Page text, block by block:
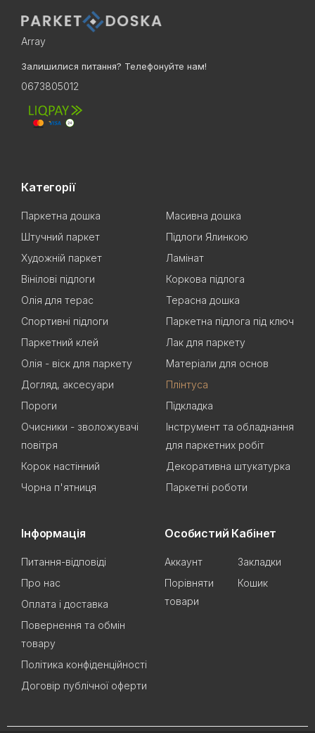
Array
Залишилися питання? Телефонуйте нам!
0673805012
Категорії
Паркетна дошка
Масивна дошка
Штучний паркет
Підлоги Ялинкою
Художній паркет
Ламінат
Вінілові підлоги
Коркова підлога
Олія для терас
Терасна дошка
Спортивні підлоги
Паркетна підлога під ключ
Паркетний клей
Лак для паркету
Олія - віск для паркету
Матеріали для основ
Догляд, аксесуари
Плінтуса
Пороги
Підкладка
Очисники - зволожувачі
повітря
Інструмент та обладнання
для паркетних робіт
Корок настінний
Декоративна штукатурка
Чорна п'ятниця
Паркетні роботи
Інформація
Питання-відповіді
Про нас
Оплата і доставка
Повернення та обмін
товару
Політика конфіденційності
Договір публічної оферти
Особистий Кабінет
Аккаунт
Закладки
Порівняти
товари
Кошик